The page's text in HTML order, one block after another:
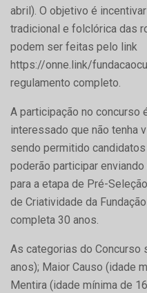
abril). O objetivo é
tradicional e folclórica das
podem ser feitas pelo link
https://onne.link/
regulamento completo.
A participação no concurso
interessado que não tenha
sendo permitido
poderão participar
para a etapa de Pré-
de Criatividade da
completa 30 anos.
As categorias do Concurso
anos); Maior Causo (idade
Mentira (idade mínima de